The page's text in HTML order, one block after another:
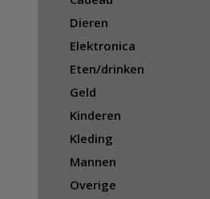
Dieren
Elektronica
Eten/drinken
Geld
Kinderen
Kleding
Mannen
Overige